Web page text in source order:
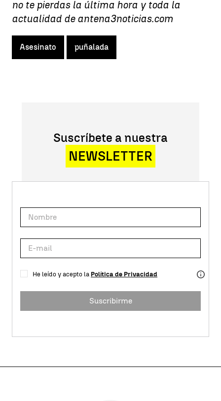
no te pierdas la última hora y toda la
actualidad de antena3noticias.com
Asesinato puñalada
Suscríbete a nuestra
NEWSLETTER
He leído y acepto la Política de Privacidad
Suscribirme